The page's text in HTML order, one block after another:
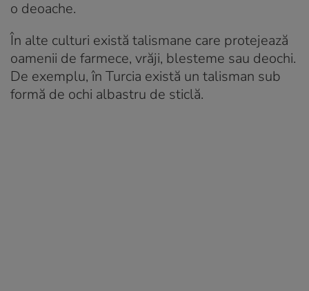
o deoache.
În alte culturi există talismane care protejează
oamenii de farmece, vrăji, blesteme sau deochi.
De exemplu, în Turcia există un talisman sub
formă de ochi albastru de sticlă.